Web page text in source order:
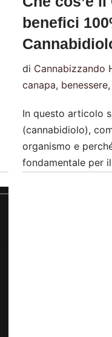
benefici
di Cannabizzando
canapa, benessere,
In questo articolo
(cannabidiolo),
organismo e
fondamentale per